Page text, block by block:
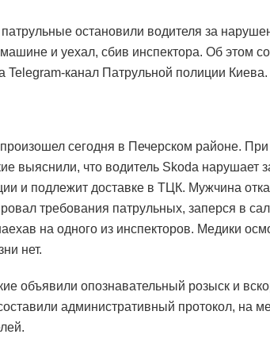
остановили водителя за
и уехал, сбив инспектора. Об этом
Telegram-канал Патрульной полиции Киева.
сегодня в Печерском районе.
выяснили, что водитель Skoda нарушает
и подлежит доставке в ТЦК. Мужчина
требования патрульных, заперся в
на одного из инспекторов. Медики
нет.
объявили опознавательный розыск и
административный протокол, на